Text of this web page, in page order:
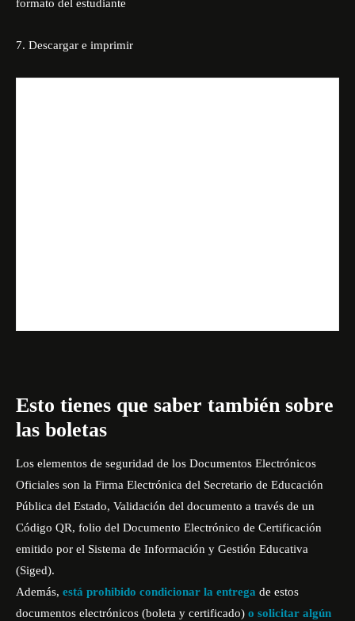
formato del estudiante
7. Descargar e imprimir
Esto tienes que saber también sobre
las boletas
Los elementos de seguridad de los Documentos Electrónicos
Oficiales son la Firma Electrónica del Secretario de Educación
Pública del Estado, Validación del documento a través de un
Código QR, folio del Documento Electrónico de Certificación
emitido por el Sistema de Información y Gestión Educativa
(Siged).
Además, está prohibido condicionar la entrega de estos
documentos electrónicos (boleta y certificado) o solicitar algún